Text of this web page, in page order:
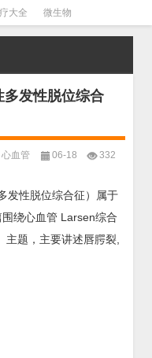
大全 微生物
口腔医学 禁戒毒品
发性脱位综合
心血管 06-18
332
发性脱位综合征）属于
绕心血管 Larsen综合
题，主要讲述唇腭裂,